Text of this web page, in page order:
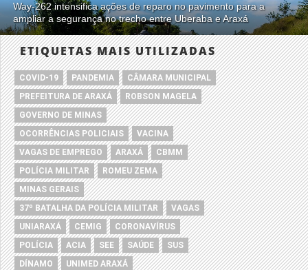
Way-262 intensifica ações de reparo no pavimento para a
ampliar a segurança no trecho entre Uberaba e Araxá
ETIQUETAS MAIS UTILIZADAS
COVID-19 PANDEMIA
CÂMARA MUNICIPAL
PREFEITURA DE ARAXÁ
ROBSON MAGELA
GOVERNO DE MINAS
OCORRÊNCIAS POLICIAIS
VACINA
VAGAS DE EMPREGO
ARAXÁ
CBMM
POLÍCIA MILITAR
ROMEU ZEMA
MINAS GERAIS
37º BATALHA DA POLÍCIA MILITAR
VAGAS
UNIARAXÁ
CEMIG
CORONAVÍRUS
POLÍCIA
ACIA SEE SAÚDE
SUS
DÍNAMO
UNIMED ARAXÁ